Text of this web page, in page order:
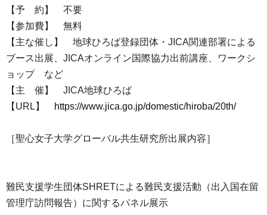
【予 約】 不要
【参加費】 無料
【主な催し】 地球ひろば登録団体・JICA関連部署による
ブース出展、JICAオンライン国際協力出前講座、ワークシ
ョップ など
【主 催】 JICA地球ひろば
【URL】
https://www.jica.go.jp/domestic/hiroba/20th/
［聖心女子大学グローバル共生研究所出展内容］
難民支援学生団体SHRETによる難民支援活動（出入国在留
管理庁訪問報告）に関するパネル展示